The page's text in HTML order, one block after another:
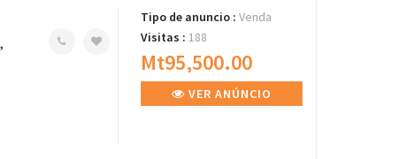
Tipo de anuncio : Venda
Visitas : 188
Mt95,500.00
VER ANÚNCIO